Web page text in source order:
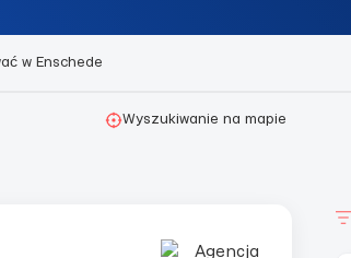
w Enschede
Wyszukiwanie na mapie